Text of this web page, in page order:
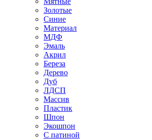
Золотые
Синие
Материал
МДФ
Эмаль
Акрил
Береза
Дерево
Дуб
ЛДСП
Массив
Пластик
Шпон
Экошпон
С патиной